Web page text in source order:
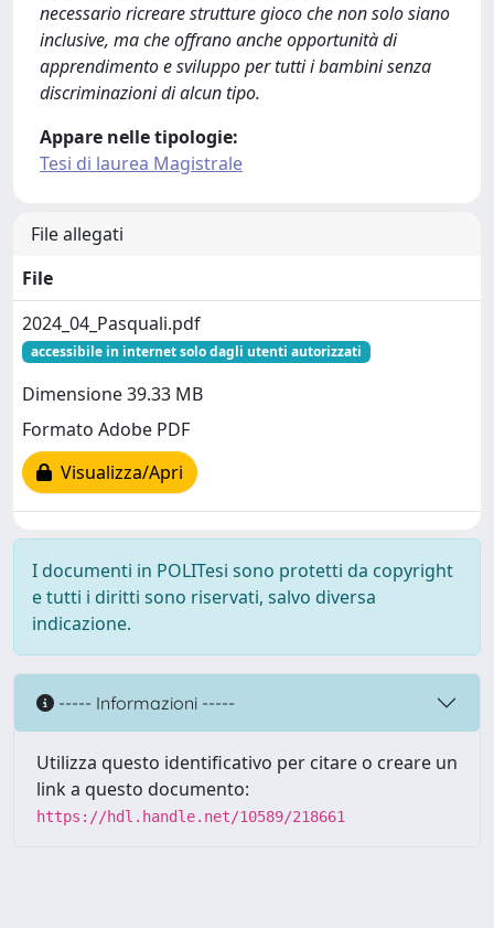
necessario ricreare strutture gioco che non solo siano
inclusive, ma che offrano anche opportunità di
apprendimento e sviluppo per tutti i bambini senza
discriminazioni di alcun tipo.
Appare nelle tipologie:
Tesi di laurea Magistrale
File allegati
File
2024_04_Pasquali.pdf
accessibile in internet solo dagli utenti autorizzati
Dimensione 39.33 MB
Formato Adobe PDF
Visualizza/Apri
I documenti in POLITesi sono protetti da copyright
e tutti i diritti sono riservati, salvo diversa
indicazione.
----- Informazioni -----
Utilizza questo identificativo per citare o creare un
link a questo documento:
https://hdl.handle.net/10589/218661